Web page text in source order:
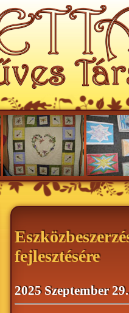
fejlesztésére
2025 Szeptember 29.